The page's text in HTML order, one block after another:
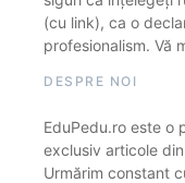
(cu link), ca o
profesionalism. Vă
DESPRE NOI
EduPedu.ro este o
exclusiv articole
Urmărim constant